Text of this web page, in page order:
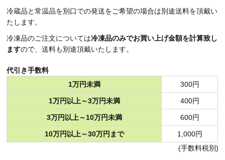
冷蔵品と常温品を別口での発送をご希望の場合は別途送料を頂戴い
たします。
冷凍品のご注文については冷凍品のみでお買い上げ金額を計算致し
ますので、送料も別途頂戴いたします。
代引き手数料
1万円未満
300円
1万円以上～3万円未満 400円
3万円以上～10万円未満 600円
10万円以上～30万円まで
1,000円
(手数料税別)